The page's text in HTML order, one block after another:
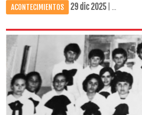
ACONTECIMIENTOS 29 dic 2025| ...